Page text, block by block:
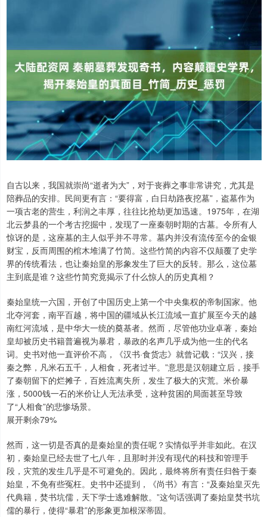
自古以来，我国就崇尚“逝者为大”，对于丧葬之事非常讲究，尤其是
陪葬品的安排。民间更有言：“要得富，白日劫路夜挖墓”，盗墓作为
一项古老的营生，利润之丰厚，往往比抢劫更加迅速。1975年，在湖
北云梦县的一个考古挖掘中，发现了一座秦朝时期的古墓。令所有人
惊讶的是，这座墓的主人似乎并不寻常。墓内并没有流传至今的金银
财宝，反而周围的棺木堆满了竹简。这些竹简的内容不仅颠覆了史学
界的传统看法，也让秦始皇的形象发生了巨大的反转。那么，这位墓
主到底是谁？这些竹简究竟揭示了什么惊人的历史真相？
秦始皇统一六国，开创了中国历史上第一个中央集权的帝制国家。他
北夺河套，南平百越，将中国的疆域从长江流域一直扩展至今天的越
南红河流域，是中华大一统的奠基者。然而，尽管他功业卓著，秦始
皇却被历史书籍普遍视为暴君，暴政的名声几乎成为他一生的代名
词。史书对他一直评价不高，《汉书·食货志》就曾记载：“汉兴，接
秦之弊，凡米石五千，人相食，死者过半。”意思是汉朝建立后，接手
了秦朝留下的烂摊子，百姓流离失所，发生了极大的灾荒。米价暴
涨，5000钱一石的米价让人无法承受，这种贫困的局面甚至导致
了“人相食”的悲惨场景。
展开剩余79%
然而，这一切是否真的是秦始皇的责任呢？实情似乎并非如此。在汉
初，秦始皇已经去世了七八年，且那时并没有现代的科技和管理手
段，灾荒的发生几乎是不可避免的。因此，最终将所有责任归咎于秦
始皇，不免有些冤枉。史书中还提到，《尚书》有言：“及秦始皇灭先
代典籍，焚书坑儒，天下学士逃难解散。”这句话强调了秦始皇焚书坑
儒的暴行，使得“暴君”的形象更加根深蒂固。